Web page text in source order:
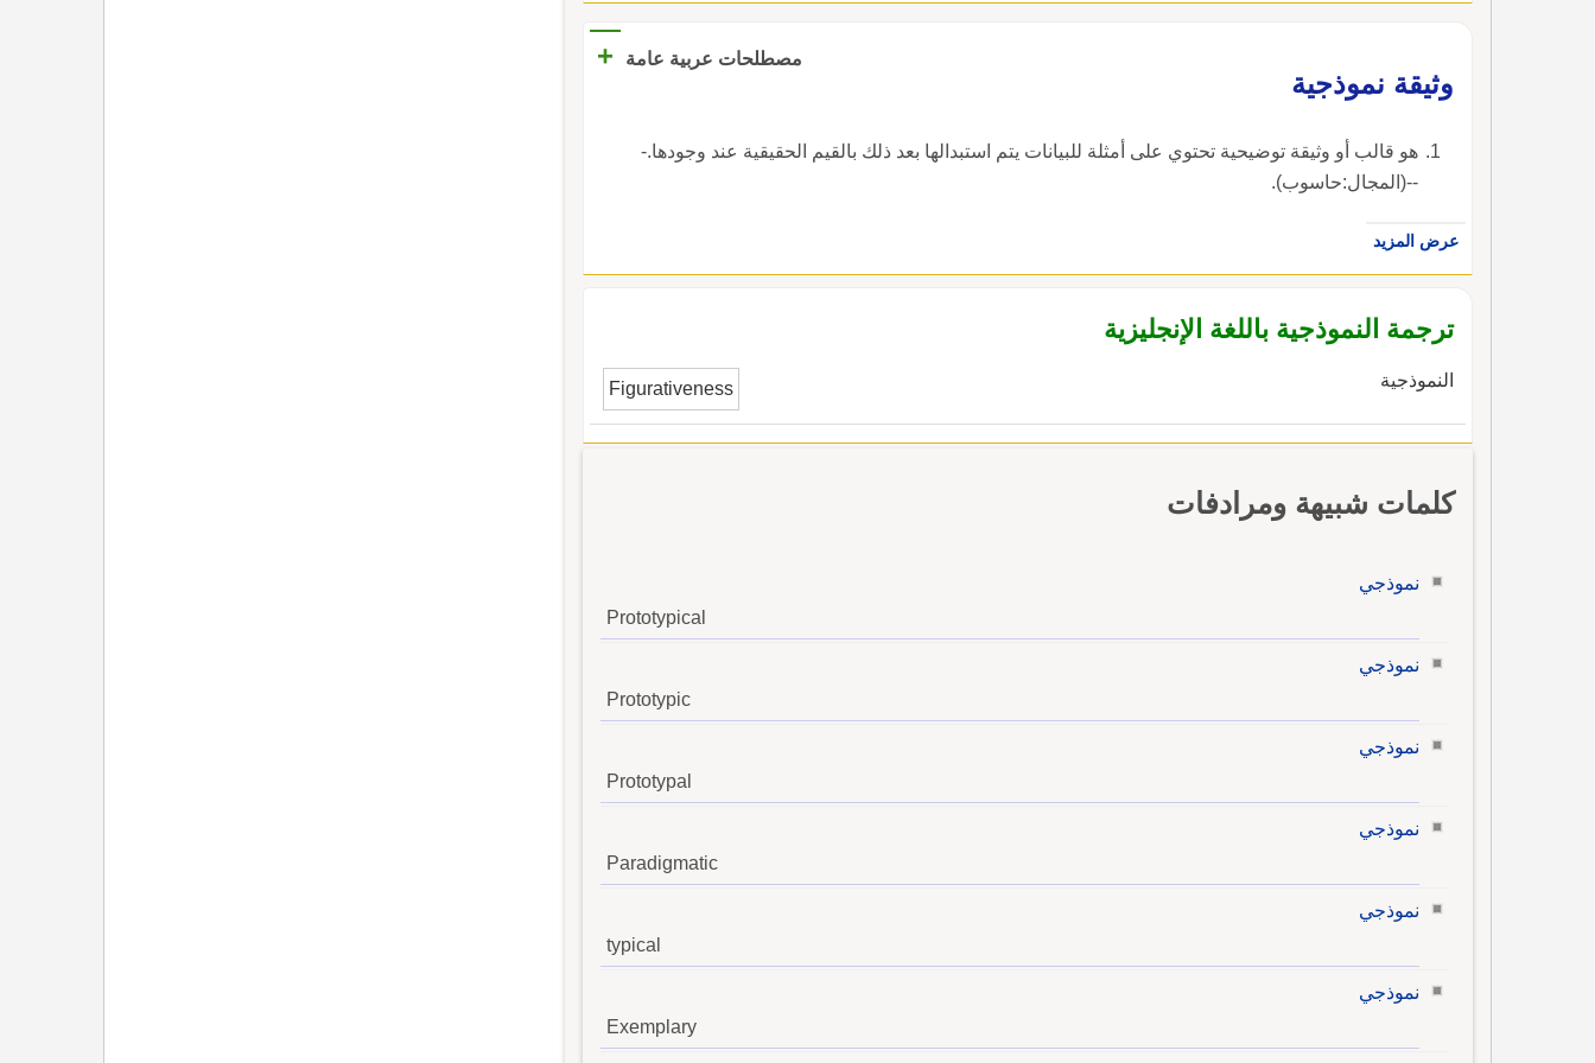
مصطلحات عربية عامة
+
وثيقة نموذجية
هو قالب أو وثيقة توضيحية تحتوي على أمثلة للبيانات يتم استبدالها بعد ذلك بالقيم الحقيقية عند وجودها.-
--(المجال:حاسوب).
عرض المزيد
ترجمة النموذجية باللغة الإنجليزية
النموذجية Figurativeness
كلمات شبيهة ومرادفات
نموذجي
Prototypical
نموذجي
Prototypic
نموذجي
Prototypal
نموذجي
Paradigmatic
نموذجي
typical
نموذجي
Exemplary